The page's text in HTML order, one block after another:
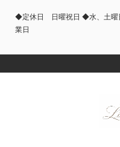
◆定休日 日曜祝日 ◆水、土曜
業日